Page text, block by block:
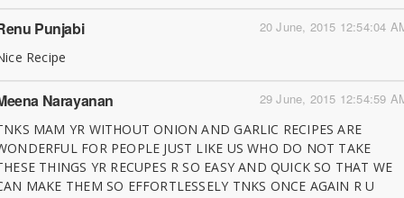
20 June, 2015 12:54:04
Punjabi
Recipe
29 June, 2015 12:54:59
Narayanan
MAM YR WITHOUT ONION AND GARLIC RECIPES ARE
FOR PEOPLE JUST LIKE US WHO DO NOT TAKE
THINGS YR RECUPES R SO EASY AND QUICK SO THAT WE
MAKE THEM SO EFFORTLESSELY TNKS ONCE AGAIN R U